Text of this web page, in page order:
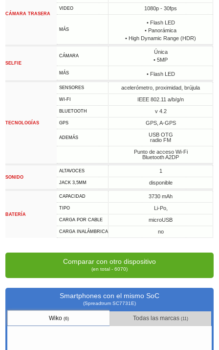
CÁMARA TRASERA
VIDEO 1080p - 30fps
MÁS
• Flash LED
• Panorámica
• High Dynamic Range (HDR)
SELFIE
CÁMARA
Única
• 5MP
MÁS • Flash LED
TECNOLOGÍAS
SENSORES acelerómetro, proximidad, brújula
WI-FI IEEE 802.11 a/b/g/n
BLUETOOTH v 4.2
GPS GPS, A-GPS
ADEMÁS
USB OTG
radio FM
Punto de acceso Wi-Fi
Bluetooth A2DP
SONIDO
ALTAVOCES 1
JACK 3,5MM disponible
BATERÍA
CAPACIDAD 3730 mAh
TIPO Li-Po,
CARGA POR CABLE microUSB
CARGA INALÁMBRICA no
Comparar con otro dispositivo
(en total - 6070)
Smartphones con el mismo SoC
(Spreadtrum SC7731E)
Wiko (6) Todas las marcas(11)